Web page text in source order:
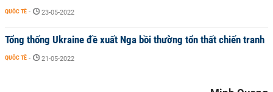
QUỐC TẾ - 23-05-2022
Tổng thống Ukraine đề xuất Nga bồi thường tổn thất chiến tranh
QUỐC TẾ - 21-05-2022